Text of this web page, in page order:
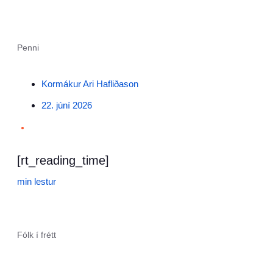
Penni
Kormákur Ari Hafliðason
22. júní 2026
•
[rt_reading_time]
min lestur
Fólk í frétt